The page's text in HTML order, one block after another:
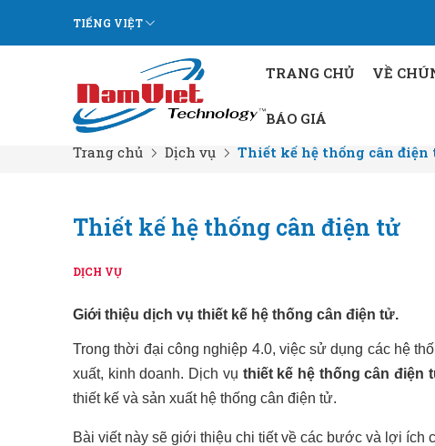
TIẾNG VIỆT
TRANG CHỦ VỀ
BÁO GIÁ
Trang chủ
Dịch vụ Thiết kế hệ thống cân điện
Thiết kế hệ thống cân điện tử
DỊCH VỤ
Giới thiệu dịch vụ thiết kế hệ thống cân điện tử.
Trong thời đại công nghiệp 4.0, việc sử dụng các hệ
xuất, kinh doanh. Dịch vụ thiết kế hệ thống cân điện
thiết kế và sản xuất hệ thống cân điện tử.
Bài viết này sẽ giới thiệu chi tiết về các bước và lợi ích